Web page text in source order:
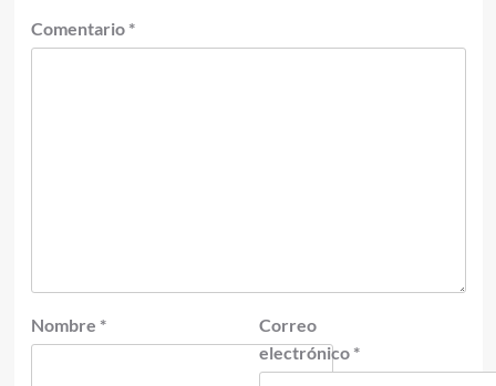
Comentario *
Nombre *
Correo
electrónico *